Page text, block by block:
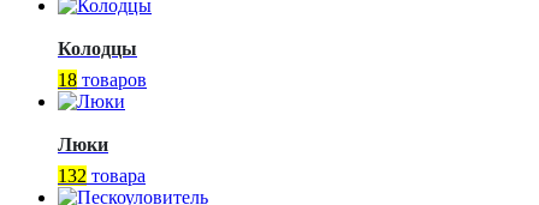
Колодцы
18 товаров
Люки
132 товара